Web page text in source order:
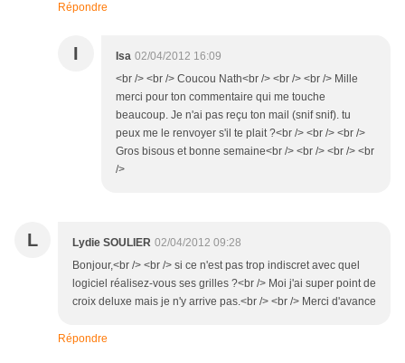
Répondre
I Isa 02/04/2012 16:09
<br /> <br /> Coucou Nath<br /> <br /> <br /> Mille
merci pour ton commentaire qui me touche
beaucoup. Je n'ai pas reçu ton mail (snif snif). tu
peux me le renvoyer s'il te plait ?<br /> <br /> <br />
Gros bisous et bonne semaine<br /> <br /> <br /> <br
/>
L Lydie SOULIER 02/04/2012 09:28
Bonjour,<br /> <br /> si ce n'est pas trop indiscret avec quel
logiciel réalisez-vous ses grilles ?<br /> Moi j'ai super point de
croix deluxe mais je n'y arrive pas.<br /> <br /> Merci d'avance
Répondre